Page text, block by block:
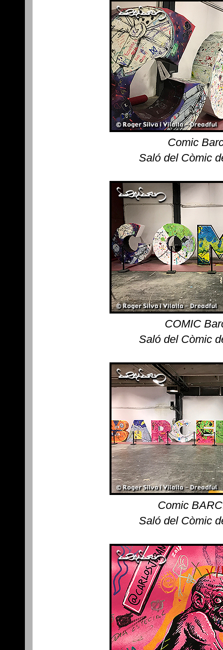
Comic
Saló del Còmic
COMIC
Saló del Còmic
Comic
Saló del Còmic